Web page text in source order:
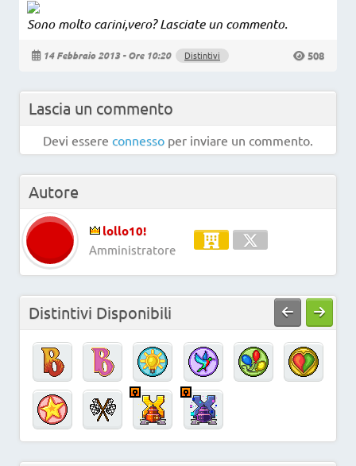
Sono molto carini,vero? Lasciate un commento.
14 Febbraio 2013 - Ore 10:20 Distintivi 508
Lascia un commento
Devi essere connesso per inviare un commento.
Autore
lollo10!
Amministratore
Distintivi Disponibili